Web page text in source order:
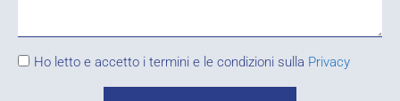
Ho letto e accetto i termini e le condizioni sulla Privacy